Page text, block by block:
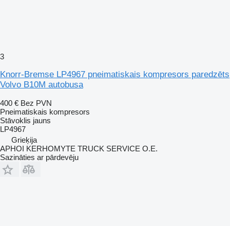
3
Knorr-Bremse LP4967 pneimatiskais kompresors paredzēts
Volvo B10M autobusa
400 € Bez PVN
Pneimatiskais kompresors
Stāvoklis jauns
LP4967
Grieķija
APHOI KERHOMYTE TRUCK SERVICE O.E.
Sazināties ar pārdevēju